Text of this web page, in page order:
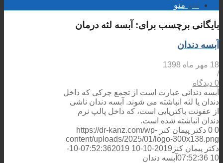
منو منو
بایگانی برچسب برای: آبسه لثه درمان
آبسه دندان
18 مهر ماه 1398
/
0 دیدگاه
آبسه دندانی عبارت است از تجمع چرکی که داخل
دندان یا لثه انباشته می شوند. آبسه دندان ناشی
از عفونت باکتریایی است، که داخل پالپ نرم
دندان انباشته شده است.
0
0 دکتر پیمان کنز https://dr-kanz.com/wp-
content/uploads/2025/01/logo-300x138.png
دکتر پیمان کنز 2019-10-10 07:52:36
2019-10-
10 07:52:36
آبسه دندان